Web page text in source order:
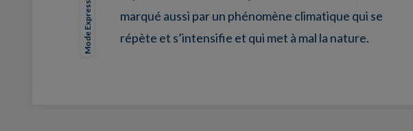
Mode Expresso
marqué aussi par un phénomène climatique qui se
répète et s’intensifie et qui met à mal la nature.